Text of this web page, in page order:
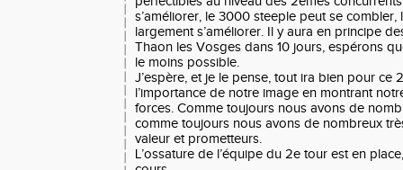
s’améliorer, le 3000 steeple peut se
largement s’améliorer. Il y aura en principe
Thaon les Vosges dans 10 jours, espérons
le moins possible.
J’espère, et je le pense, tout ira bien pour ce
l’importance de notre image en montrant
forces. Comme toujours nous avons de
comme toujours nous avons de nombreux
valeur et prometteurs.
L’ossature de l’équipe du 2e tour est en